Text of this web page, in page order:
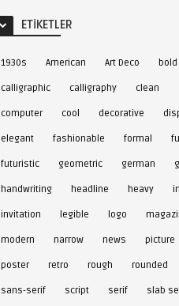
ETIKETLER
1930s American Art Deco bold
calligraphic calligraphy clean
computer cool decorative
elegant fashionable formal
futuristic geometric german
handwriting headline heavy
invitation legible logo
modern narrow news picture
poster retro rough rounded
sans-serif script serif slab